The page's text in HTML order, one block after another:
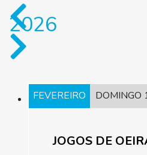
2026
FEVEREIRO DOMINGO
JOGOS DE